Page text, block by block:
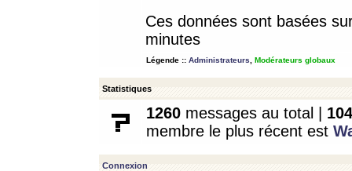
Ces données sont basées
minutes
Légende :: Administrateurs Modérateurs globaux
Statistiques
1260 messages au total | 104
membre le plus récent est
Connexion